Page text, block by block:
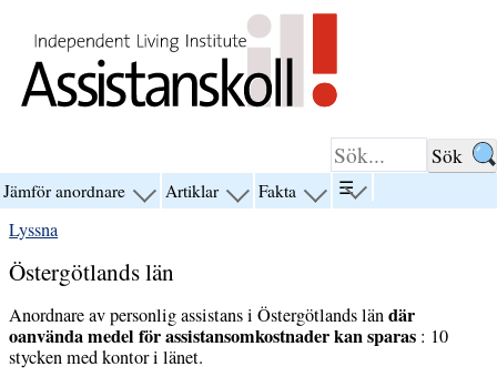
Jämför anordnare visa
anordnare”
Artiklar visa Fakta visa
☰visa
menyn
Lyssna
Östergötlands län
Anordnare av personlig assistans i Östergötlands ländär
oanvända medel för assistansomkostnader kan sparas : 10
stycken med kontor i länet.